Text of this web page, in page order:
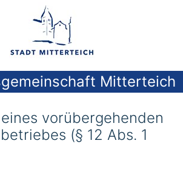
Mitterteich
vorübergehenden
(§ 12 Abs. 1